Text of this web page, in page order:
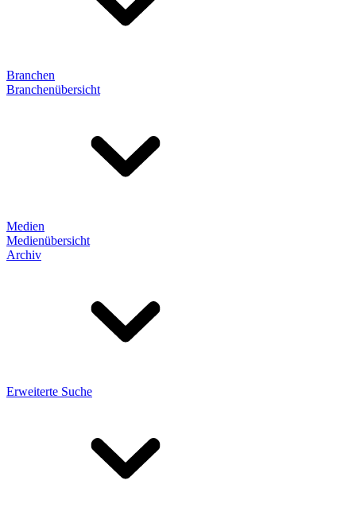
Branchen
Branchenübersicht
Medien
Medienübersicht
Archiv
Erweiterte Suche